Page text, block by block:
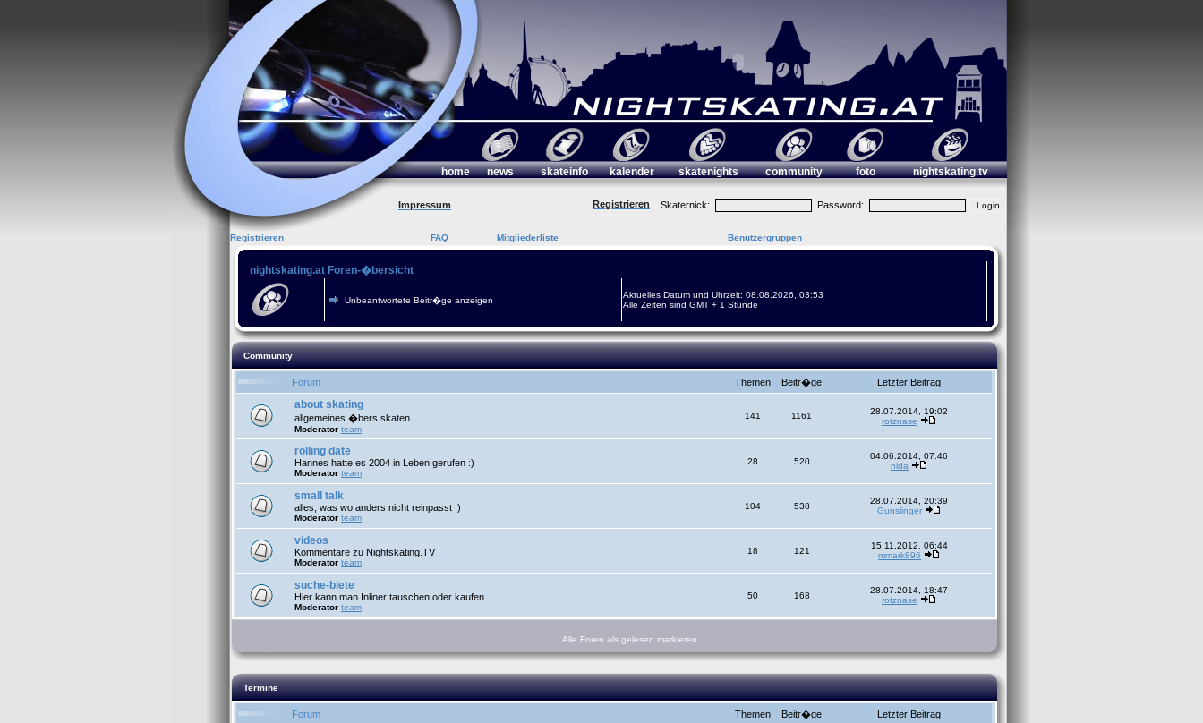
home news skateinfo kalender skatenights community foto nightskating.tv
Impressum Registrieren Skaternick: Password:
Registrieren FAQ Mitgliederliste Benutzergruppen
nightskating.at Foren-�bersicht
Unbeantwortete Beitr�ge anzeigen
Aktuelles Datum und Uhrzeit: 08.08.2026, 03:53
Alle Zeiten sind GMT + 1 Stunde
Community
Forum Themen Beitr�ge Letzter Beitrag
about skating
allgemeines �bers skaten
Moderator team
141 1161
28.07.2014, 19:02
rotznase
rolling date
Hannes hatte es 2004 in Leben gerufen :)
Moderator team
28 520
04.06.2014, 07:46
nida
small talk
alles, was wo anders nicht reinpasst :)
Moderator team
104 538
28.07.2014, 20:39
Gunslinger
videos
Kommentare zu Nightskating.TV
Moderator team
18 121
15.11.2012, 06:44
mmark896
suche-biete
Hier kann man Inliner tauschen oder kaufen.
Moderator team
50 168
28.07.2014, 18:47
rotznase
Alle Foren als gelesen markieren
Termine
Forum Themen Beitr�ge Letzter Beitrag